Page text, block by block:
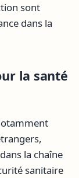
sont
dans la
la santé
la chaîne
sanitaire